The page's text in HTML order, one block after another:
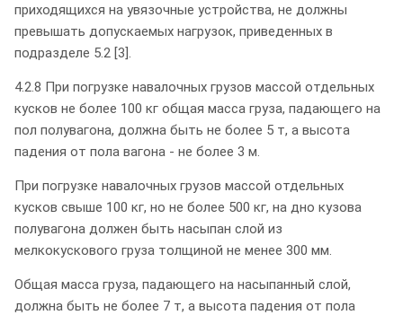
приходящихся на увязочные устройства, не должны
превышать допускаемых нагрузок, приведенных в
подразделе 5.2 [3].
4.2.8 При погрузке навалочных грузов массой отдельных
кусков не более 100 кг общая масса груза, падающего на
пол полувагона, должна быть не более 5 т, а высота
падения от пола вагона - не более 3 м.
При погрузке навалочных грузов массой отдельных
кусков свыше 100 кг, но не более 500 кг, на дно кузова
полувагона должен быть насыпан слой из
мелкокускового груза толщиной не менее 300 мм.
Общая масса груза, падающего на насыпанный слой,
должна быть не более 7 т, а высота падения от пола